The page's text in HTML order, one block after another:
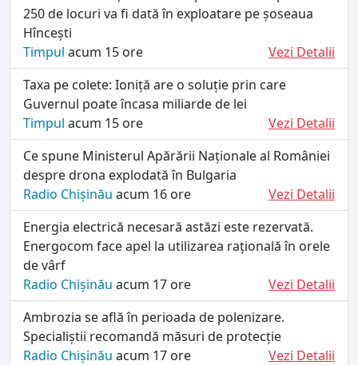
250 de locuri va fi dată în exploatare pe șoseaua
Hîncești
Timpul acum 15 ore
Vezi Detalii
Taxa pe colete: Ioniță are o soluție prin care
Guvernul poate încasa miliarde de lei
Timpul acum 15 ore
Vezi Detalii
Ce spune Ministerul Apărării Naționale al României
despre drona explodată în Bulgaria
Radio Chișinău acum 16 ore
Vezi Detalii
Energia electrică necesară astăzi este rezervată.
Energocom face apel la utilizarea rațională în orele
de vârf
Radio Chișinău acum 17 ore
Vezi Detalii
Ambrozia se află în perioada de polenizare.
Specialiștii recomandă măsuri de protecție
Radio Chișinău acum 17 ore
Vezi Detalii